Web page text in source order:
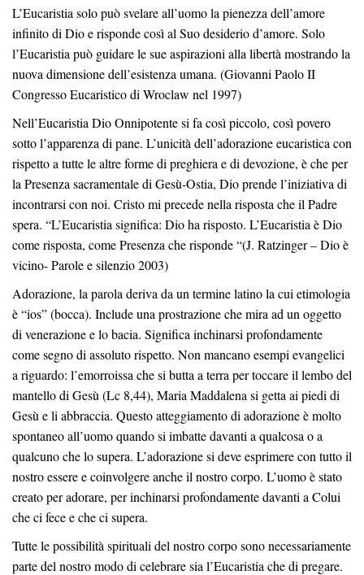
L’Eucaristia solo può svelare all’uomo la pienezza dell’amore
infinito di Dio e risponde così al Suo desiderio d’amore. Solo
l’Eucaristia può guidare le sue aspirazioni alla libertà mostrando la
nuova dimensione dell’esistenza umana. (Giovanni Paolo II
Congresso Eucaristico di Wroclaw nel 1997)
Nell’Eucaristia Dio Onnipotente si fa così piccolo, così povero
sotto l’apparenza di pane. L’unicità dell’adorazione eucaristica con
rispetto a tutte le altre forme di preghiera e di devozione, è che per
la Presenza sacramentale di Gesù-Ostia, Dio prende l’iniziativa di
incontrarsi con noi. Cristo mi precede nella risposta che il Padre
spera. “L’Eucaristia significa: Dio ha risposto. L’Eucaristia è Dio
come risposta, come Presenza che risponde “(J. Ratzinger – Dio è
vicino- Parole e silenzio 2003)
Adorazione, la parola deriva da un termine latino la cui etimologia
è “ios” (bocca). Include una prostrazione che mira ad un oggetto
di venerazione e lo bacia. Significa inchinarsi profondamente
come segno di assoluto rispetto. Non mancano esempi evangelici
a riguardo: l’emorroissa che si butta a terra per toccare il lembo del
mantello di Gesù (Lc 8,44), Maria Maddalena si getta ai piedi di
Gesù e li abbraccia. Questo atteggiamento di adorazione è molto
spontaneo all’uomo quando si imbatte davanti a qualcosa o a
qualcuno che lo supera. L’adorazione si deve esprimere con tutto il
nostro essere e coinvolgere anche il nostro corpo. L’uomo è stato
creato per adorare, per inchinarsi profondamente davanti a Colui
che ci fece e che ci supera.
Tutte le possibilità spirituali del nostro corpo sono necessariamente
parte del nostro modo di celebrare sia l’Eucaristia che di pregare.